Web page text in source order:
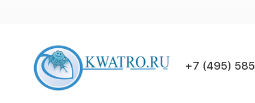
+7 (495)